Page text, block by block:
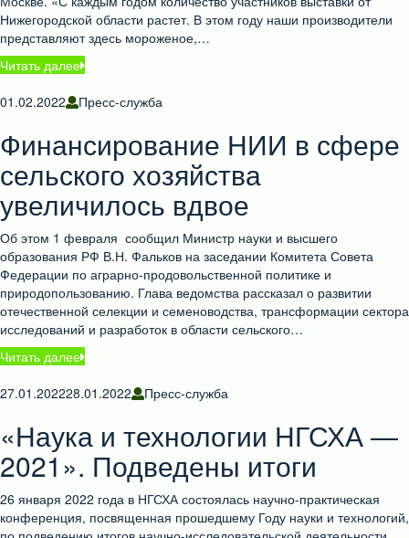
Нижегородской области растет. В этом году наши производители
представляют здесь мороженое,…
Читать далее
01.02.2022
Пресс-служба
Финансирование НИИ в сфере
сельского хозяйства
увеличилось вдвое
Об этом 1 февраля сообщил Министр науки и высшего
образования РФ В.Н. Фальков на заседании Комитета Совета
Федерации по аграрно-продовольственной политике и
природопользованию. Глава ведомства рассказал о развитии
отечественной селекции и семеноводства, трансформации сектора
исследований и разработок в области сельского…
Читать далее
27.01.202228.01.2022 Пресс-служба
«Наука и технологии НГСХА —
2021». Подведены итоги
26 января 2022 года в НГСХА состоялась научно-практическая
конференция, посвященная прошедшему Году науки и технологий,